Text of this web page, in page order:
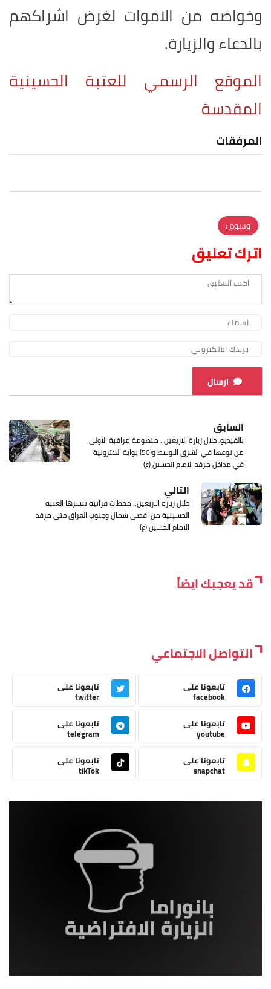
وخواصه من الاموات لغرض اشراكهم
بالدعاء ‏والزيارة.
الموقع الرسمي للعتبة الحسينية
المقدسة
المرفقات
وسوم :
اترك تعليق
ارسال
السابق
بالفيديو: خلال زيارة الاربعين.. منظومة مراقبة الاولى
من نوعها في الشرق الاوسط و(50) بوابة الكترونية
في مداخل مرقد الامام الحسين (ع)
التالي
خلال زيارة الاربعين.. محطات قرانية تنشرها العتبة
الحسينية من اقصى شمال وجنوب العراق حتى مرقد
الامام الحسين (ع)
قد يعجبك ايضاً
التواصل الاجتماعي
تابعونا على
facebook
تابعونا على
twitter
تابعونا على
youtube
تابعونا على
telegram
تابعونا على
snapchat
تابعونا على
tikTok